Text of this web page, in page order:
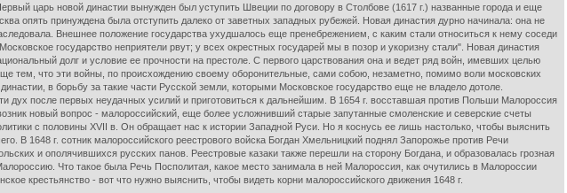
царь новой династии вынужден был уступить Швеции по договору в Столбове (1617 г.) названные города и еще
принуждена была отступить далеко от заветных западных рубежей. Новая династия дурно начинала: она не
Внешнее положение государства ухудшалось еще пренебрежением, с каким стали относиться к нему соседи
государство неприятели рвут; у всех окрестных государей мы в позор и укоризну стали". Новая династия
долг и условие ее прочности на престоле. С первого царствования она и ведет ряд войн, имевших целью
тем, что эти войны, по происхождению своему оборонительные, сами собою, незаметно, помимо воли московских
в борьбу за такие части Русской земли, которыми Московское государство еще не владело дотоле.
дух после первых неудачных усилий и приготовиться к дальнейшим. В 1654 г. восставшая против Польши Малороссия
новый вопрос - малороссийский, еще более усложнивший старые запутанные смоленские и северские счеты
с половины XVII в. Он обращает нас к истории Западной Руси. Но я коснусь ее лишь настолько, чтобы выяснить
В 1648 г. сотник малороссийского реестрового войска Богдан Хмельницкий поднял Запорожье против Речи
и ополячившихся русских панов. Реестровые казаки также перешли на сторону Богдана, и образовалась грозная
Что такое была Речь Посполитая, какое место занимала в ней Малороссия, как очутились в Малороссии
крестьянство - вот что нужно выяснить, чтобы видеть корни малороссийского движения 1648 г.